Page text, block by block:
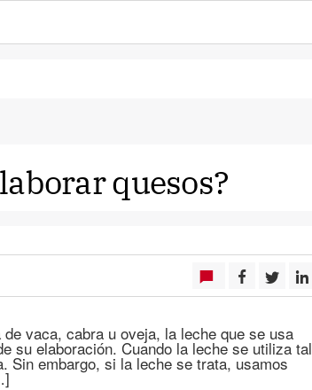
quesos?
vaca, cabra u oveja, la leche que se usa
su elaboración. Cuando la leche se utiliza tal
Sin embargo, si la leche se trata, usamos